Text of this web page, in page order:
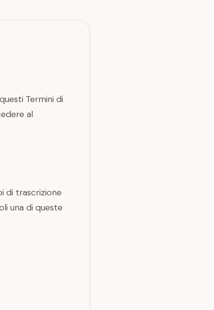
Termini di
al
di trascrizione
una di queste